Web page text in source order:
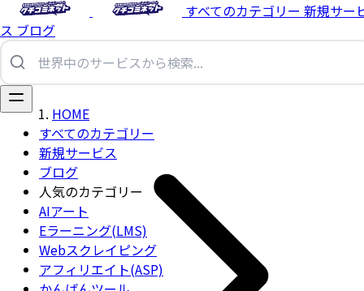
すべてのカテゴリー 新規サー
ス ブログ
すべてのカテゴリー
新規サービス
ブログ
人気のカテゴリー
AIアート
Eラーニング(LMS)
Webスクレイピング
アフィリエイト(ASP)
HOME